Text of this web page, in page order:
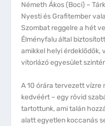
Németh Ákos (Boci) –
Nyesti és Grafitember
Szombat reggelre a hét
Élményfalu által
amikkel helyi érdeklődők,
vitorlázó egyesület
A 10 órára tervezett vízre
kedvéért – egy rövid
tartottunk, ami talán
alatt egyetlen koccanás